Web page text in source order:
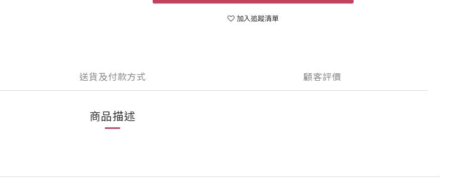
加入追蹤清單
送貨及付款方式 顧客評價
商品描述